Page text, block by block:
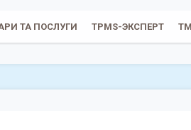
ТА ПОСЛУГИ TPMS-ЭКСПЕРТ ТМ